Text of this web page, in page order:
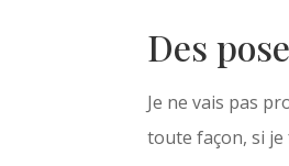
Des
Je ne vais pas
toute façon, si je